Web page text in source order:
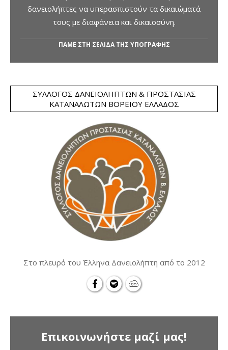
δανειολήπτες να υπερασπιστούν τα δικαιώματά
τους με διαφάνεια και δικαιοσύνη.
ΠΑΜΕ ΣΤΗ ΣΕΛΙΔΑ ΤΗΣ ΥΠΟΓΡΑΦΗΣ
ΣΎΛΛΟΓΟΣ ΔΑΝΕΙΟΛΗΠΤΏΝ & ΠΡΟΣΤΑΣΊΑΣ
ΚΑΤΑΝΑΛΩΤΏΝ ΒΟΡΕΊΟΥ ΕΛΛΆΔΟΣ
Στο πλευρό του Έλληνα Δανειολήπτη από το 2012
Επικοινωνήστε μαζί μας!